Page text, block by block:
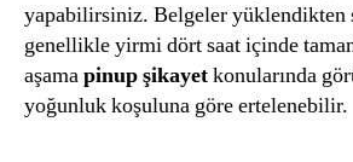
yapabilirsiniz. Belgeler yüklendikten
genellikle yirmi dört saat içinde
aşamapinup şikayetkonularında
yoğunluk koşuluna göre ertelenebilir.